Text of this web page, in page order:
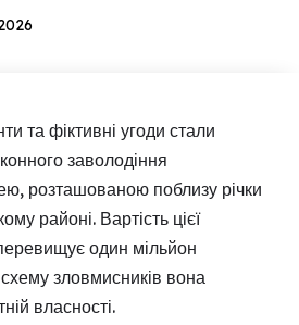
та фіктивні угоди стали
заволодіння
розташованою поблизу річки
районі. Вартість цієї
один мільйон
зловмисників вона
власності.